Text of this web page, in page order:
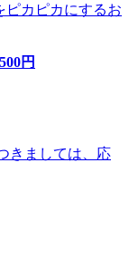
ピカピカにするお
円
きましては、応